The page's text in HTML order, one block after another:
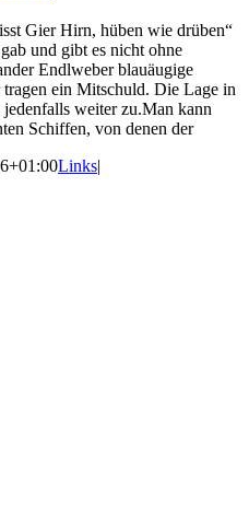
Gier Hirn, hüben wie drüben“
und gibt es nicht ohne
Endlweber blauäugige
ein Mitschuld. Die Lage in
weiter zu.Man kann
Schiffen, von denen der
Links|